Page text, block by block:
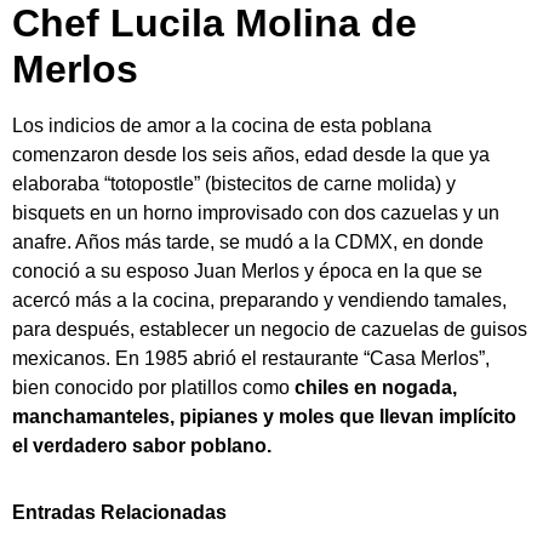
Chef Lucila Molina de
Merlos
Los indicios de amor a la cocina de esta poblana
comenzaron desde los seis años, edad desde la que ya
elaboraba “totopostle” (bistecitos de carne molida) y
bisquets en un horno improvisado con dos cazuelas y un
anafre. Años más tarde, se mudó a la CDMX, en donde
conoció a su esposo Juan Merlos y época en la que se
acercó más a la cocina, preparando y vendiendo tamales,
para después, establecer un negocio de cazuelas de guisos
mexicanos. En 1985 abrió el restaurante “Casa Merlos”,
bien conocido por platillos como chiles en nogada,
manchamanteles, pipianes y moles que llevan implícito
el verdadero sabor poblano.
Entradas Relacionadas